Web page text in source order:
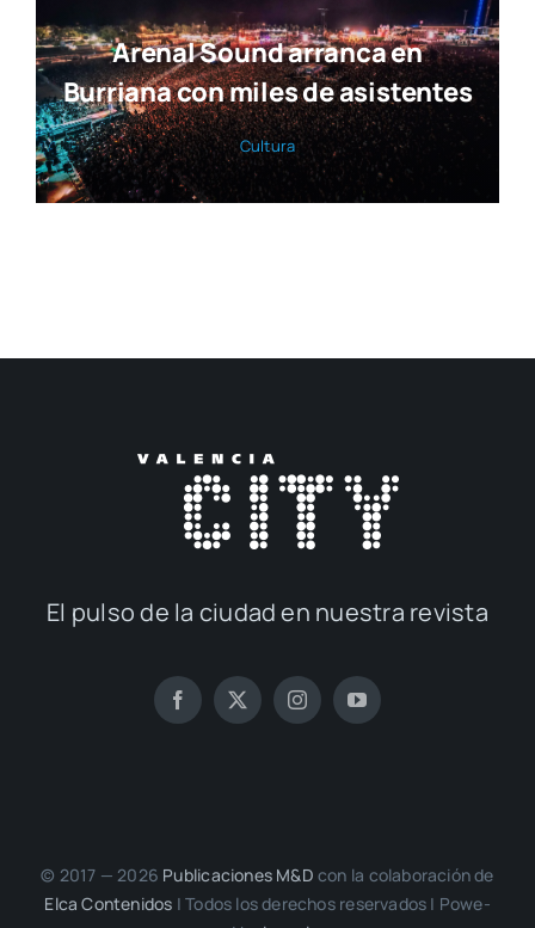
Arenal Sound arranca en
Burriana con miles de asistentes
Cul­tu­ra
El pul­so de la ciu­dad en nues­tra revis­ta
© 2017 — 2026 Publi­ca­cio­nes M&D con la cola­bo­ra­ción de
Elca Con­te­ni­dos | Todos los dere­chos reser­va­dos | Powe­